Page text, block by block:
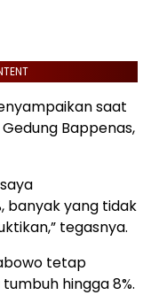
saat
Bappenas,
banyak yang tidak
tegasnya.
tetap
hingga 8%.